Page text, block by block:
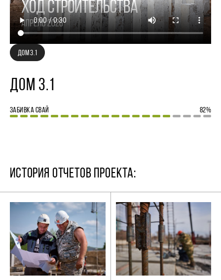
ДОМ 3.1
ДОМ 3.1
ЗАБИВКА СВАЙ 82%
ИСТОРИЯ ОТЧЕТОВ ПРОЕКТА: